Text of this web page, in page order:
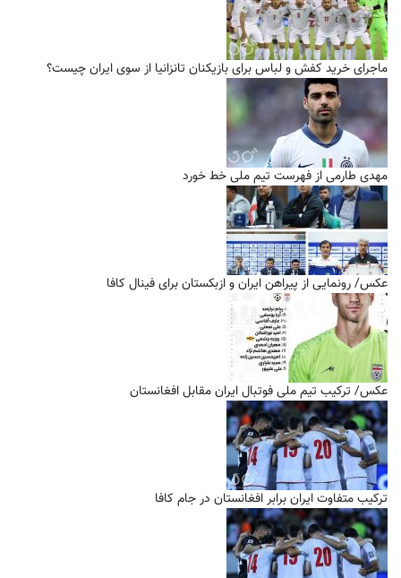
ماجرای خرید کفش و لباس برای بازیکنان تانزانیا از سوی ایران چیست؟
مهدی طارمی از فهرست تیم ملی خط خورد
عکس/ رونمایی از پیراهن ایران و ازبکستان برای فینال کافا
عکس/ ترکیب تیم ملی فوتبال ایران مقابل افغانستان
ترکیب متفاوت ایران برابر افغانستان در جام کافا